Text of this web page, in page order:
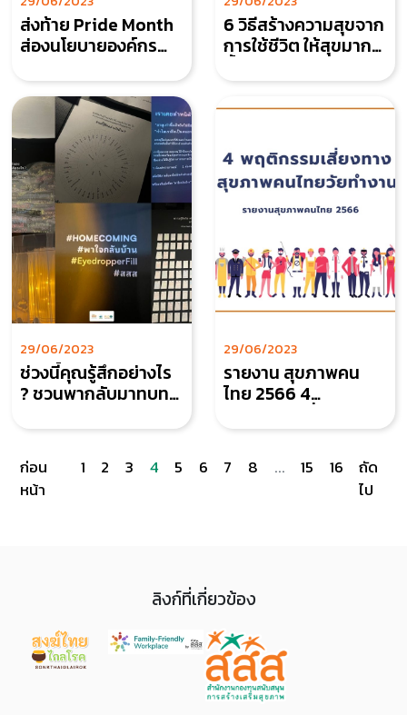
ส่งท้าย Pride Month
ส่องนโยบายองค์กร
เทียมของทุกเพศ
6 วิธีสร้างความสุขจาก
การใช้ชีวิต ให้สุขมาก
29/06/2023
ช่วงนี้คุณรู้สึกอย่างไร
? ชวนพากลับมาทบท
HOMECOMING พาใจ
กลับบ้าน
29/06/2023
รายงาน สุขภาพคน
ไทย 2566 4
สุขภาพคนไทยวัย
ทำงาน
ก่อน
หน้า
1 2 3 4 5 6 7 8 ... 15 16
ถัด
ไป
ลิงก์ที่เกี่ยวข้อง